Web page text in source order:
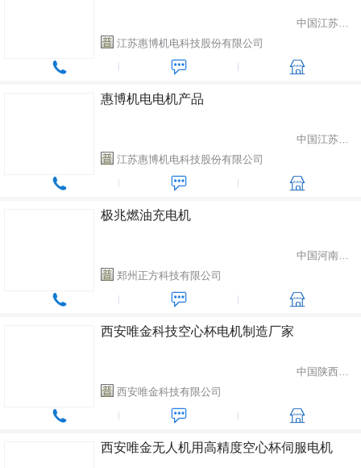
中国江苏省苏州市
江苏惠博机电科技股份有限公司
惠博机电电机产品
中国江苏省苏州市
江苏惠博机电科技股份有限公司
极兆燃油充电机
中国河南省郑州市
郑州正方科技有限公司
西安唯金科技空心杯电机制造厂家
中国陕西省西安市
西安唯金科技有限公司
西安唯金无人机用高精度空心杯伺服电机